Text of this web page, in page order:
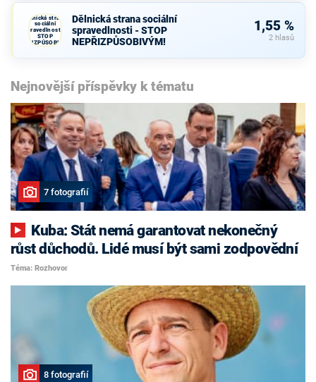
Dělnická strana
sociální
spravedlnosti -
STOP
NEPŘIZPŮSOBIVÝM!
Dělnická strana sociální
spravedlnosti - STOP
NEPŘIZPŮSOBIVÝM!
1,55 %
2 hlasů
Nejnovější příspěvky k tématu
7 fotografií
růst důchodů. Lidé musí být sami zodpovědní
Téma: Rozhovor
8 fotografií